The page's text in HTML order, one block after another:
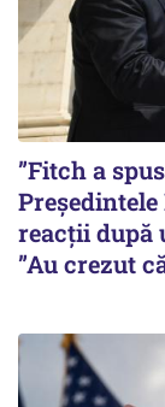
”Fitch a
reacții după
”Au crezut